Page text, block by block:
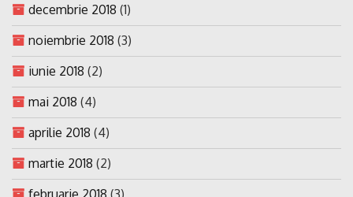
decembrie 2018 (1)
noiembrie 2018 (3)
iunie 2018 (2)
mai 2018 (4)
aprilie 2018 (4)
martie 2018 (2)
februarie 2018 (3)